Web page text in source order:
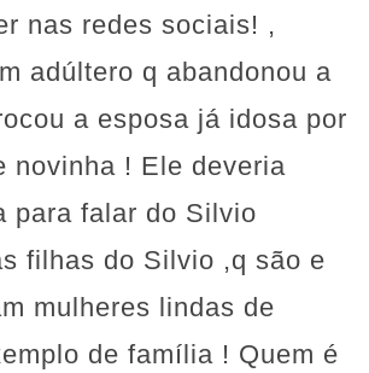
nas redes sociais! ,
adúltero q abandonou a
a esposa já idosa por
novinha ! Ele deveria
para falar do Silvio
filhas do Silvio ,q são e
mulheres lindas de
de família ! Quem é